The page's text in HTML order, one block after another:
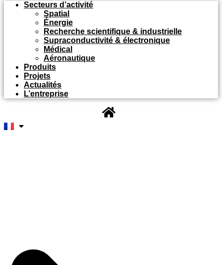
Secteurs d’activité
Spatial
Énergie
Recherche scientifique & industrielle
Supraconductivité & électronique
Médical
Aéronautique
Produits
Projets
Actualités
L’entreprise